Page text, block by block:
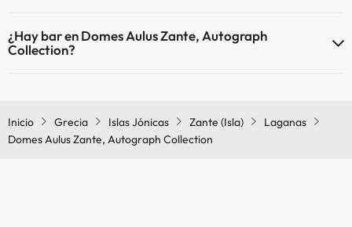
¿Hay bar en Domes Aulus Zante, Autograph
Collection?
Inicio Grecia Islas Jónicas Zante (Isla)
Laganas
Domes Aulus Zante, Autograph Collection